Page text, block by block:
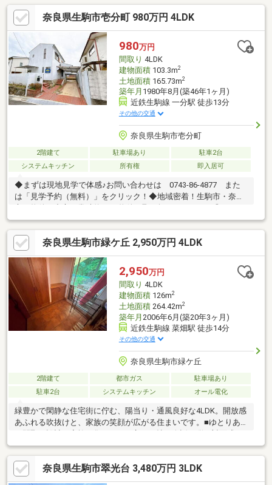
風良好、ウォークインクローゼット、全居室６畳以上、都市ガ
ス、シューズインクローク
奈良県生駒市壱分町 980万円 4LDK
980万円
間取り 4LDK
建物面積103.3m2
土地面積165.73m2
築年月 1980年8月(築46年1ヶ月)
近鉄生駒線 一分駅 徒歩13分
その他の交通
奈良県生駒市壱分町
2階建て 駐車場あり
駐車2台
システムキッチン
所有権 即入居可
◆まずは現地見学で体感♪お問い合わせは 0743-86-4877 また
は「見学予約（無料）」をクリック！◆地域密着！生駒市・奈良
ーネット未公開物件も多数！生駒・奈良エリアでお探しの方は当
社へお問合せ下さい♪◆お住替えの方/売却検討の方必見！当社で
は1社完結でお住替えをサポート。売却～購入～引越までスムーズ
に☆ ◆住宅ローンのご相談もお任せ下さい！お勤め先や勤続年
数、ご年収等により、借り入れ可能な金融機関は異なります。専
任の住宅ローンアドバイザーがお客様に合った最適な金融機関を
ご紹介します！
奈良県生駒市緑ケ丘 2,950万円 4LDK
2,950万円
間取り 4LDK
建物面積126m2
土地面積264.42m2
築年月 2006年6月(築20年3ヶ月)
近鉄生駒線 菜畑駅 徒歩14分
その他の交通
奈良県生駒市緑ケ丘
2階建て 都市ガス
駐車場あり
駐車2台
システムキッチン オール電化
緑豊かで閑静な住宅街に佇む、陽当り・通風良好な4LDK。開放感
あふれる吹抜けと、家族の笑顔が広がる住まいです。■ゆとりあ
る間取り設計・家族が集うLDKは広々18帖、会話が弾む対面式キ
ッチン・2階には多目的に使えるファミリーホール・全居室収納＋
和室の押入など、すっきり片付く豊富な収納力■心地よい暮らし
を叶える住環境・南庭＆ウッドデッキ付きで、おうち時間も充
実・前面道路はゆったり6m、周辺の交通量も少なめで駐車も安心
奈良県生駒市翠光台 3,480万円 3LDK